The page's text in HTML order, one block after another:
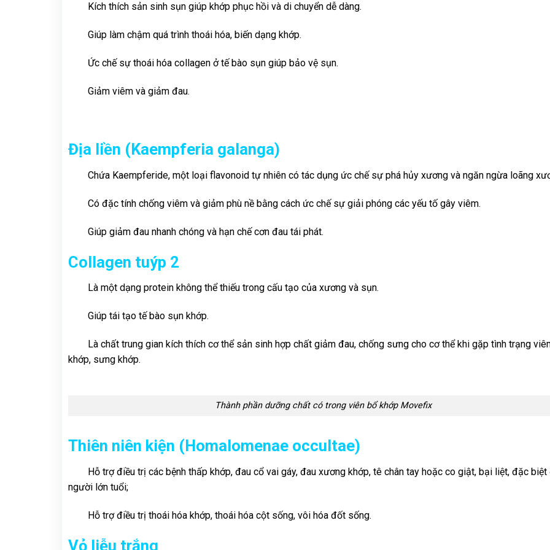
Kích thích sản sinh sụn giúp khớp phục hồi và di chuyển dễ dàng.
Giúp làm chậm quá trình thoái hóa, biến dạng khớp.
Ức chế sự thoái hóa collagen ở tế bào sụn giúp bảo vệ sụn.
Giảm viêm và giảm đau.
Địa liền (Kaempferia galanga)
Chứa Kaempferide, một loại flavonoid tự nhiên có tác dụng ức chế sự phá hủy xương và ngăn ngừa loãng
Có đặc tính chống viêm và giảm phù nề bằng cách ức chế sự giải phóng các yếu tố gây viêm.
Giúp giảm đau nhanh chóng và hạn chế cơn đau tái phát.
Collagen tuýp 2
Là một dạng protein không thể thiếu trong cấu tạo của xương và sụn.
Giúp tái tạo tế bào sụn khớp.
Là chất trung gian kích thích cơ thể sản sinh hợp chất giảm đau, chống sưng cho cơ thể khi gặp tình trạng
khớp, sưng khớp.
Thành phần dưỡng chất có trong viên bổ khớp Movefix
Thiên niên kiện (Homalomenae occultae)
Hỗ trợ điều trị các bệnh thấp khớp, đau cổ vai gáy, đau xương khớp, tê chân tay hoặc co giật, bại liệt, đặc biệt
người lớn tuổi;
Hỗ trợ điều trị thoái hóa khớp, thoái hóa cột sống, vôi hóa đốt sống.
Vỏ liễu trắng